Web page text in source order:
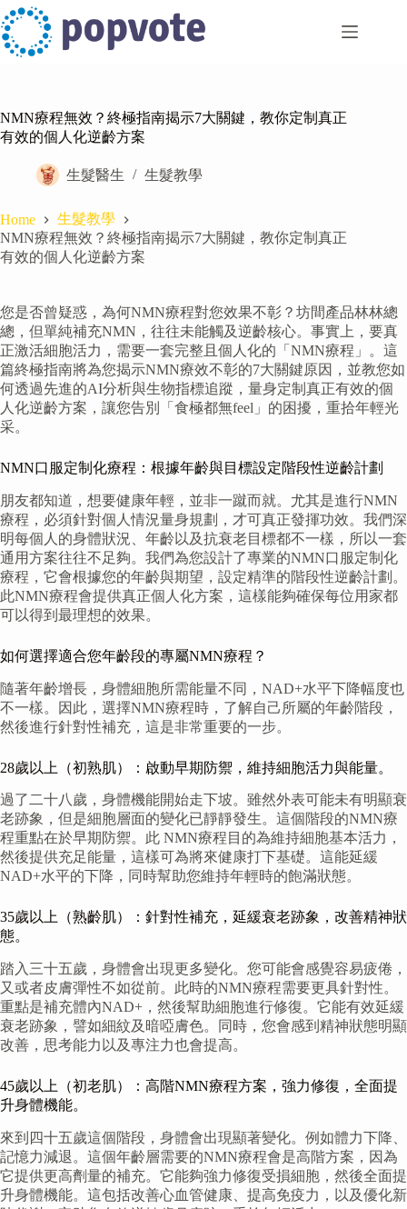
Skip
to
content
NMN療程無效？終極指南揭示7大關鍵，教你定制真正
有效的個人化逆齡方案
生髮醫生 生髮教學
Home
生髮教學
NMN療程無效？終極指南揭示7大關鍵，教你定制真正
有效的個人化逆齡方案
您是否曾疑惑，為何NMN療程對您效果不彰？坊間產品林林總
總，但單純補充NMN，往往未能觸及逆齡核心。事實上，要真
正激活細胞活力，需要一套完整且個人化的「NMN療程」。這
篇終極指南將為您揭示NMN療效不彰的7大關鍵原因，並教您如
何透過先進的AI分析與生物指標追蹤，量身定制真正有效的個
人化逆齡方案，讓您告別「食極都無feel」的困擾，重拾年輕光
采。
NMN口服定制化療程：根據年齡與目標設定階段性逆齡計劃
朋友都知道，想要健康年輕，並非一蹴而就。尤其是進行NMN
療程，必須針對個人情況量身規劃，才可真正發揮功效。我們深
明每個人的身體狀況、年齡以及抗衰老目標都不一樣，所以一套
通用方案往往不足夠。我們為您設計了專業的NMN口服定制化
療程，它會根據您的年齡與期望，設定精準的階段性逆齡計劃。
此NMN療程會提供真正個人化方案，這樣能夠確保每位用家都
可以得到最理想的效果。
如何選擇適合您年齡段的專屬NMN療程？
隨著年齡增長，身體細胞所需能量不同，NAD+水平下降幅度也
不一樣。因此，選擇NMN療程時，了解自己所屬的年齡階段，
然後進行針對性補充，這是非常重要的一步。
28歲以上（初熟肌）：啟動早期防禦，維持細胞活力與能量。
過了二十八歲，身體機能開始走下坡。雖然外表可能未有明顯衰
老跡象，但是細胞層面的變化已靜靜發生。這個階段的NMN療
程重點在於早期防禦。此 NMN療程目的為維持細胞基本活力，
然後提供充足能量，這樣可為將來健康打下基礎。這能延緩
NAD+水平的下降，同時幫助您維持年輕時的飽滿狀態。
35歲以上（熟齡肌）：針對性補充，延緩衰老跡象，改善精神狀
態。
踏入三十五歲，身體會出現更多變化。您可能會感覺容易疲倦，
又或者皮膚彈性不如從前。此時的NMN療程需要更具針對性。
重點是補充體內NAD+，然後幫助細胞進行修復。它能有效延緩
衰老跡象，譬如細紋及暗啞膚色。同時，您會感到精神狀態明顯
改善，思考能力以及專注力也會提高。
45歲以上（初老肌）：高階NMN療程方案，強力修復，全面提
升身體機能。
來到四十五歲這個階段，身體會出現顯著變化。例如體力下降、
記憶力減退。這個年齡層需要的NMN療程會是高階方案，因為
它提供更高劑量的補充。它能夠強力修復受損細胞，然後全面提
升身體機能。這包括改善心血管健康、提高免疫力，以及優化新